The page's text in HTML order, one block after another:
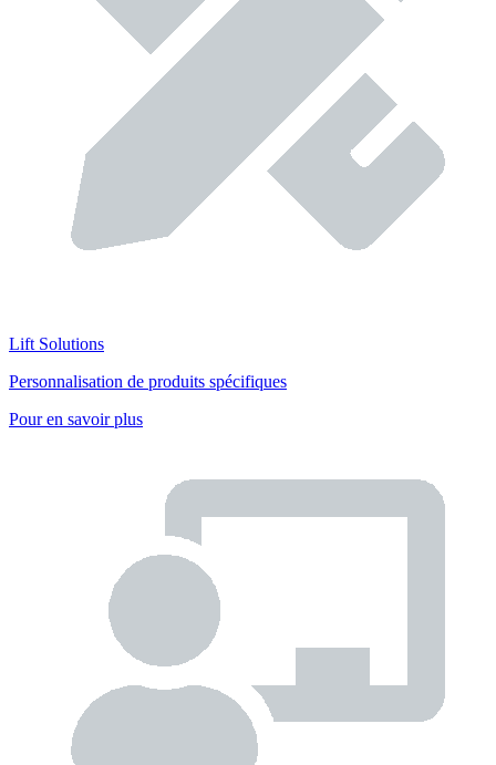
Lift Solutions
Personnalisation de produits spécifiques
Pour en savoir plus